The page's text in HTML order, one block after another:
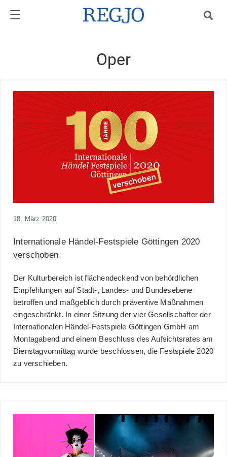
Oper
18. März 2020
Internationale Händel-Festspiele Göttingen 2020
verschoben
Der Kulturbereich ist flächendeckend von behördlichen
Empfehlungen auf Stadt-, Landes- und Bundesebene
betroffen und maßgeblich durch präventive Maßnahmen
eingeschränkt. In einer Sitzung der vier Gesellschafter der
Internationalen Händel-Festspiele Göttingen GmbH am
Montagabend und einem Beschluss des Aufsichtsrates am
Dienstagvormittag wurde beschlossen, die Festspiele 2020
zu verschieben.